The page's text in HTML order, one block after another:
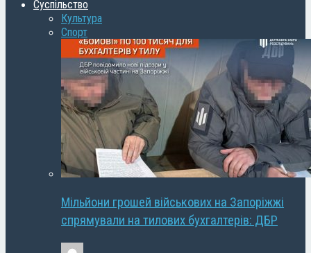
Суспільство
Культура
Спорт
Мільйони грошей військових на Запоріжжі
спрямували на тилових бухгалтерів: ДБР